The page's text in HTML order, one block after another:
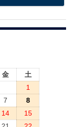
金
土
1
7
8
14
15